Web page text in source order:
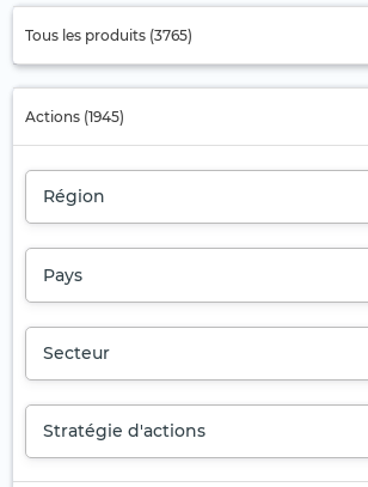
Tous les produits (3765)
Actions (1945)
Région
Pays
Secteur
Stratégie d'actions